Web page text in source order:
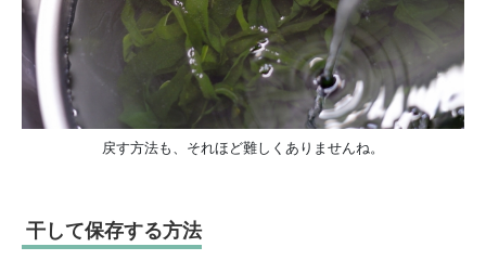
戻す方法も、それほど難しくありませんね。
干して保存する方法